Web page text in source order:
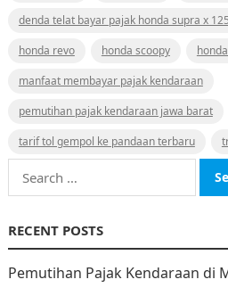
denda telat bayar pajak honda supra x 125
honda revo
honda scoopy
manfaat membayar pajak kendaraan
pemutihan pajak kendaraan jawa barat
tarif tol gempol ke pandaan terbaru
Search
for:
RECENT POSTS
Pemutihan Pajak Kendaraan di